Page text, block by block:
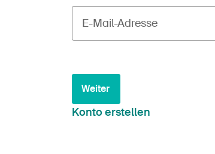
E-Mail-Adresse
Weiter
Konto erstellen